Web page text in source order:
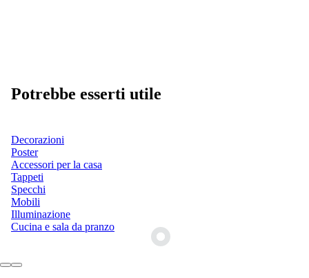
Potrebbe esserti utile
Decorazioni
Poster
Accessori per la casa
Tappeti
Specchi
Mobili
Illuminazione
Cucina e sala da pranzo